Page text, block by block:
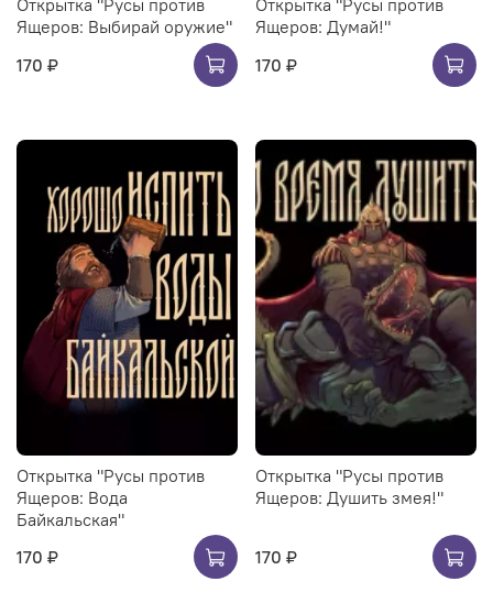
Ящеров: Выбирай оружие"
170 ₽
Ящеров: Думай!"
170 ₽
Открытка "Русы против
Ящеров: Вода
Байкальская"
170 ₽
Открытка "Русы против
Ящеров: Душить змея!"
170 ₽